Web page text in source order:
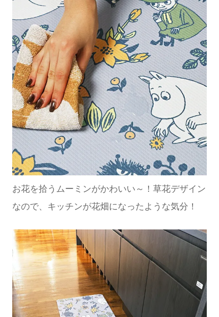
お花を拾うムーミンがかわいい～！草花デザイン
なので、キッチンが花畑になったような気分！